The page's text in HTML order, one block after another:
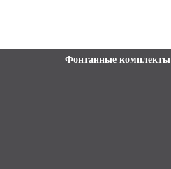
Фонтанные комплекты